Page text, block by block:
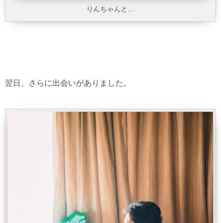
りんちゃんと…
翌日、さらに出会いがありました。